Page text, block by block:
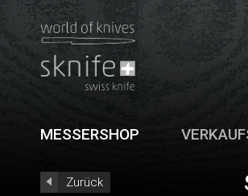
MESSERSHOP
Zurück